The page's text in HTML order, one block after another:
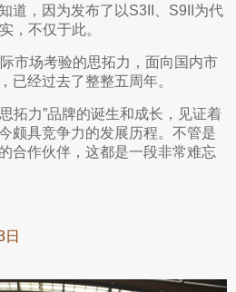
道，因为发布了以S3II、S9II为代
，不仅于此。
场考验的思拓力，面向国内市
已经过去了整整五周年。
力”品牌的诞生和成长，见证着
颇具竞争力的发展历程。不管是
合作伙伴，这都是一段非常难忘